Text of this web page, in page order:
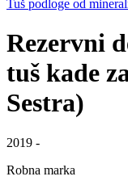
Tuš podloge od
Rezervni
tuš kade
Sestra)
2019 -
Robna marka